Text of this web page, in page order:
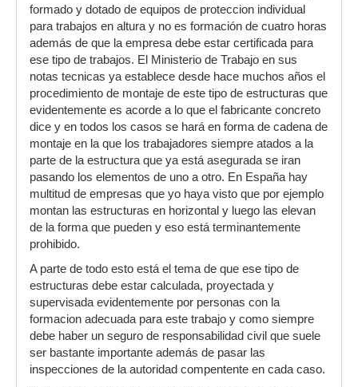
formado y dotado de equipos de proteccion individual
para trabajos en altura y no es formación de cuatro horas
además de que la empresa debe estar certificada para
ese tipo de trabajos. El Ministerio de Trabajo en sus
notas tecnicas ya establece desde hace muchos años el
procedimiento de montaje de este tipo de estructuras que
evidentemente es acorde a lo que el fabricante concreto
dice y en todos los casos se hará en forma de cadena de
montaje en la que los trabajadores siempre atados a la
parte de la estructura que ya está asegurada se iran
pasando los elementos de uno a otro. En España hay
multitud de empresas que yo haya visto que por ejemplo
montan las estructuras en horizontal y luego las elevan
de la forma que pueden y eso está terminantemente
prohibido.
A parte de todo esto está el tema de que ese tipo de
estructuras debe estar calculada, proyectada y
supervisada evidentemente por personas con la
formacion adecuada para este trabajo y como siempre
debe haber un seguro de responsabilidad civil que suele
ser bastante importante además de pasar las
inspecciones de la autoridad compentente en cada caso.